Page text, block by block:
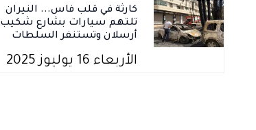
كارثة في قلب فاس... النيران
تلتهم سيارات بشارع شكيب
أرسلان وتستنفر السلطات
الأربعاء 16 يوليوز 2025